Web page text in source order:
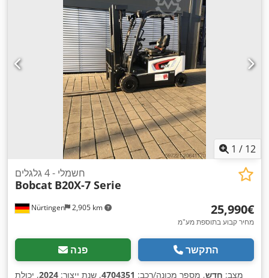
1 / 12
Nürtingen 2,905 km
חשמלי - 4 גלגלים
Bobcat B20X-7 Serie
‏25,990 ‏€
מחיר קבוע בתוספת מע"מ
פנה התקשר
מצב: חדש, מספר מכונה/רכב: 4704351, שנת ייצור: 2024, יכולת